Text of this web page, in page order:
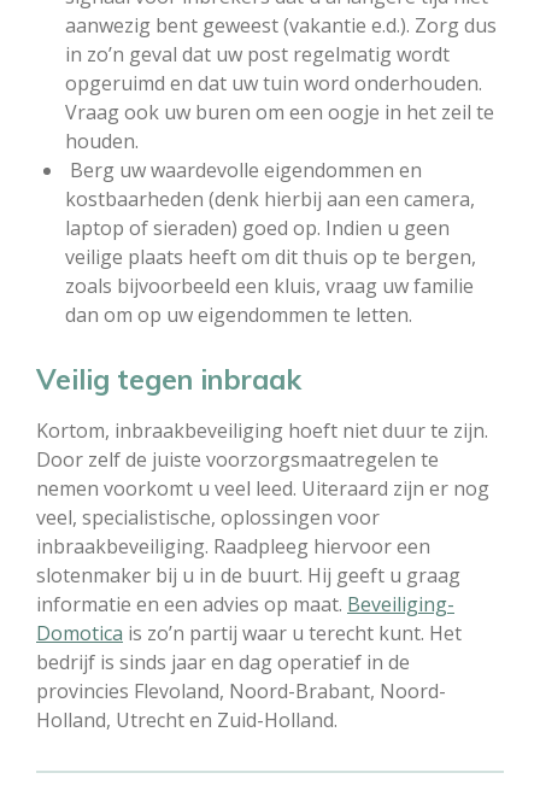
aanwezig bent geweest (vakantie e.d.). Zorg dus
in zo’n geval dat uw post regelmatig wordt
opgeruimd en dat uw tuin word onderhouden.
Vraag ook uw buren om een oogje in het zeil te
houden.
Berg uw waardevolle eigendommen en
kostbaarheden (denk hierbij aan een camera,
laptop of sieraden) goed op. Indien u geen
veilige plaats heeft om dit thuis op te bergen,
zoals bijvoorbeeld een kluis, vraag uw familie
dan om op uw eigendommen te letten.
Veilig tegen inbraak
Kortom, inbraakbeveiliging hoeft niet duur te zijn.
Door zelf de juiste voorzorgsmaatregelen te
nemen voorkomt u veel leed. Uiteraard zijn er nog
veel, specialistische, oplossingen voor
inbraakbeveiliging. Raadpleeg hiervoor een
slotenmaker bij u in de buurt. Hij geeft u graag
informatie en een advies op maat. Beveiliging-
Domotica is zo’n partij waar u terecht kunt. Het
bedrijf is sinds jaar en dag operatief in de
provincies Flevoland, Noord-Brabant, Noord-
Holland, Utrecht en Zuid-Holland.